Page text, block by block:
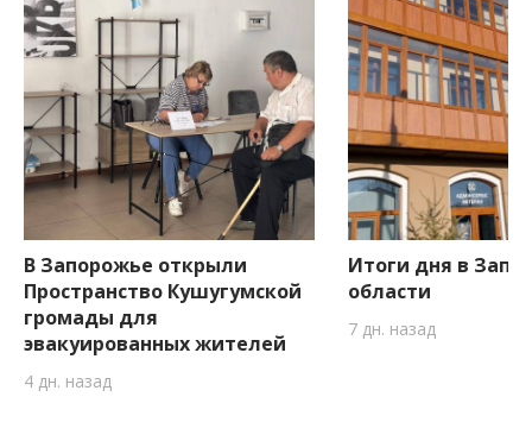
В Запорожье открыли
Пространство Кушугумской
громады для
эвакуированных жителей
4 дн. назад
Итоги дня в
области
7 дн. назад